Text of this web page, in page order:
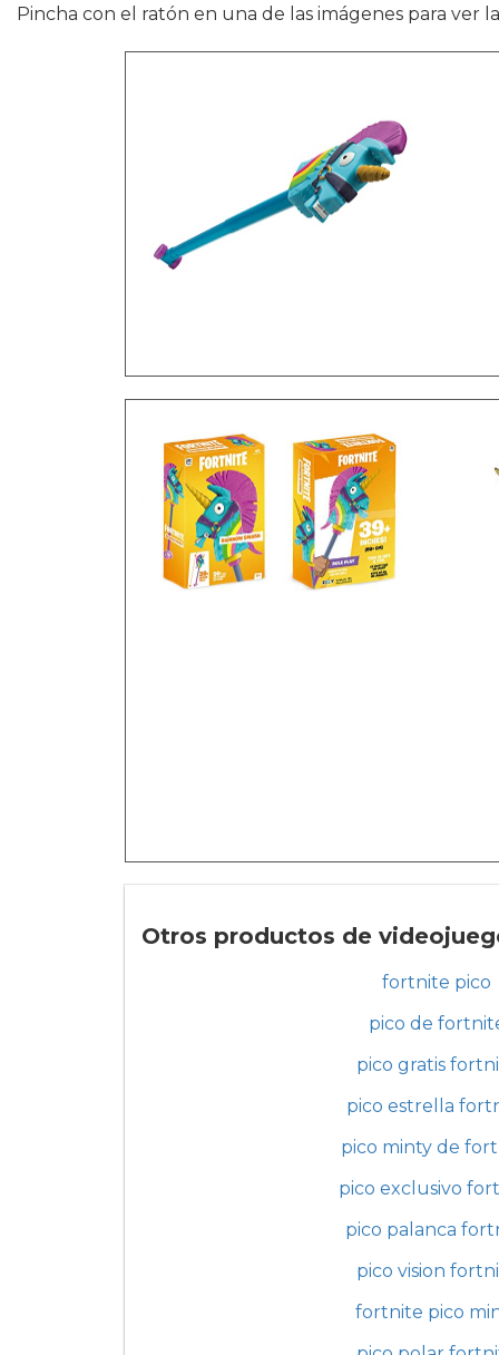
Pincha con el ratón en una de las imágenes para ver
Otros productos de
fortnite pico
pico de
pico gratis
pico estrella
pico minty de
pico exclusivo
pico palanca
pico vision
fortnite pico